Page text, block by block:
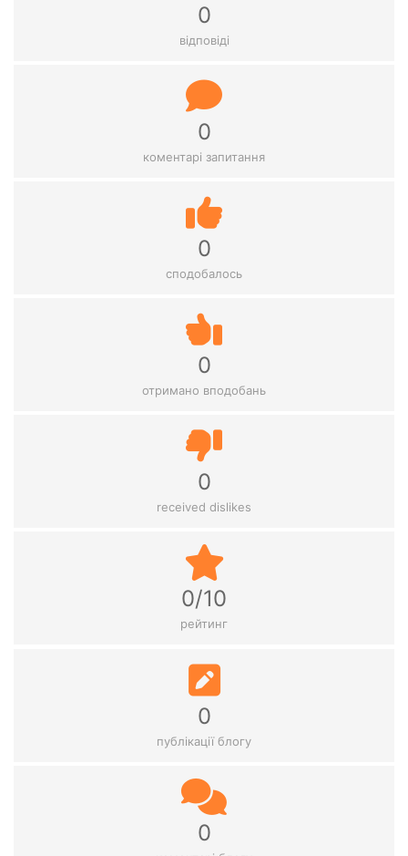
0
відповіді
0
коментарі запитання
0
сподобалось
0
отримано вподобань
0
received dislikes
0/10
рейтинг
0
публікації блогу
0